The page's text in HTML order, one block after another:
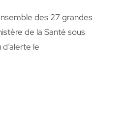
des 27 grandes
de la Santé sous
le